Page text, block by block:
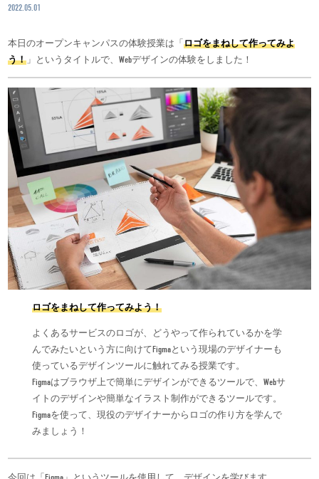
2022.05.01
本日のオープンキャンパスの体験授業は「ロゴをまねして作ってみよ
う！ 」というタイトルで、Webデザインの体験をしました！
ロゴをまねして作ってみよう！
よくあるサービスのロゴが、どうやって作られているかを学
んでみたいという方に向けてFigmaという現場のデザイナーも
使っているデザインツールに触れてみる授業です。
Figmaはブラウザ上で簡単にデザインができるツールで、Webサ
イトのデザインや簡単なイラスト制作ができるツールです。
Figmaを使って、現役のデザイナーからロゴの作り方を学んで
みましょう！